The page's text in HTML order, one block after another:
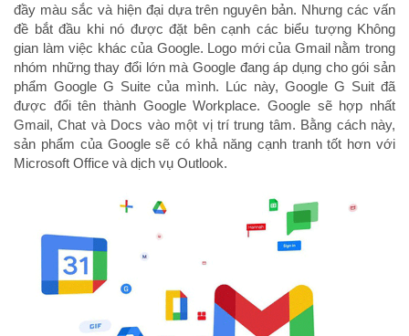
đầy màu sắc và hiện đại dựa trên nguyên bản. Nhưng các vấn
đề bắt đầu khi nó được đặt bên cạnh các biểu tượng Không
gian làm việc khác của Google. Logo mới của Gmail nằm trong
nhóm những thay đổi lớn mà Google đang áp dụng cho gói sản
phẩm Google G Suite của mình. Lúc này, Google G Suit đã
được đổi tên thành Google Workplace. Google sẽ hợp nhất
Gmail, Chat và Docs vào một vị trí trung tâm. Bằng cách này,
sản phẩm của Google sẽ có khả năng cạnh tranh tốt hơn với
Microsoft Office và dịch vụ Outlook.